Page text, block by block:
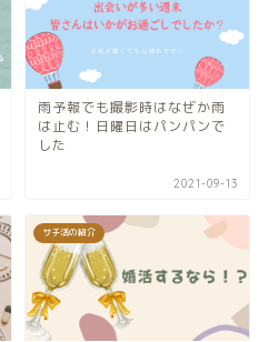
雨予報でも撮影時はなぜか雨
は止む！日曜日はパンパンで
した
2021-09-13
サチ活の紹介